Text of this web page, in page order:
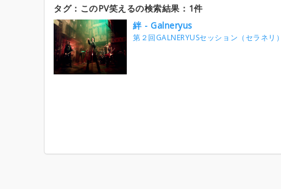
タグ：このPV笑えるの検索結果：1件
絆 - Galneryus
第２回GALNERYUSセッション（セラネリ）